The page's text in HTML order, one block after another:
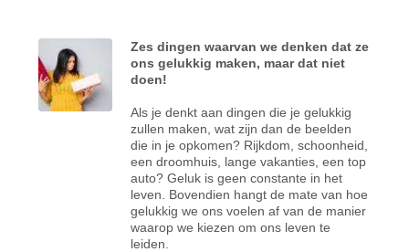
Zes dingen waarvan we denken dat ze
ons gelukkig maken, maar dat niet
doen!
Als je denkt aan dingen die je gelukkig
zullen maken, wat zijn dan de beelden
die in je opkomen? Rijkdom, schoonheid,
een droomhuis, lange vakanties, een top
auto? Geluk is geen constante in het
leven. Bovendien hangt de mate van hoe
gelukkig we ons voelen af van de manier
waarop we kiezen om ons leven te
leiden.